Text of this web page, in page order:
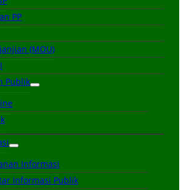
PP
(MOU)
Publik
Informasi
Informasi Publik